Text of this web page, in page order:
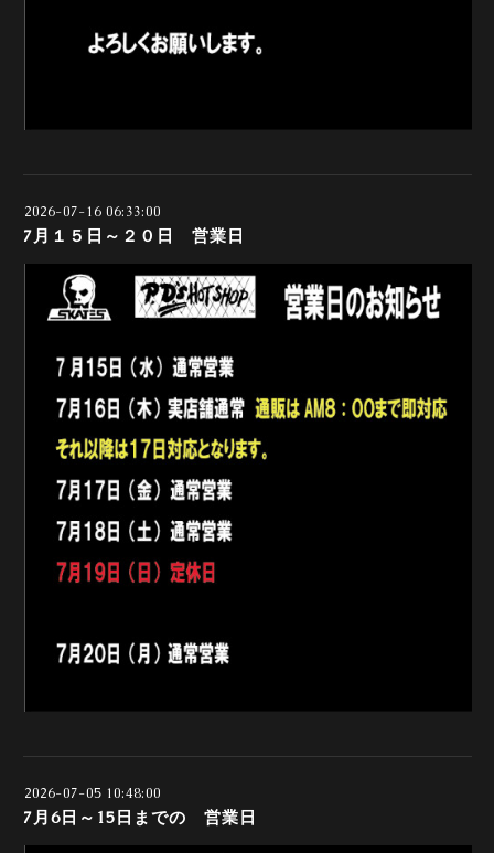
2026-07-16 06:33:00
7月１５日～２０日 営業日
2026-07-05 10:48:00
7月6日～15日までの 営業日